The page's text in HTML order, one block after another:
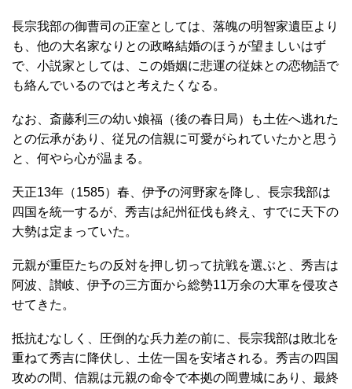
長宗我部の御曹司の正室としては、落魄の明智家遺臣より
も、他の大名家なりとの政略結婚のほうが望ましいはず
で、小説家としては、この婚姻に悲運の従妹との恋物語で
も絡んでいるのではと考えたくなる。
なお、斎藤利三の幼い娘福（後の春日局）も土佐へ逃れた
との伝承があり、従兄の信親に可愛がられていたかと思う
と、何やら心が温まる。
天正13年（1585）春、伊予の河野家を降し、長宗我部は
四国を統一するが、秀吉は紀州征伐も終え、すでに天下の
大勢は定まっていた。
元親が重臣たちの反対を押し切って抗戦を選ぶと、秀吉は
阿波、讃岐、伊予の三方面から総勢11万余の大軍を侵攻さ
せてきた。
抵抗むなしく、圧倒的な兵力差の前に、長宗我部は敗北を
重ねて秀吉に降伏し、土佐一国を安堵される。秀吉の四国
攻めの間、信親は元親の命令で本拠の岡豊城にあり、最終